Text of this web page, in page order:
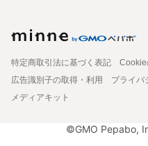
特定商取引法に基づく表記
Cookie
広告識別子の取得・利用
プライバ
メディアキット
©GMO Pepabo,